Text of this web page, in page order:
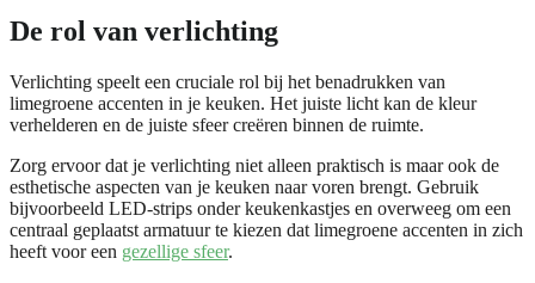
De rol van verlichting
Verlichting speelt een cruciale rol bij het benadrukken van
limegroene accenten in je keuken. Het juiste licht kan de kleur
verhelderen en de juiste sfeer creëren binnen de ruimte.
Zorg ervoor dat je verlichting niet alleen praktisch is maar ook de
esthetische aspecten van je keuken naar voren brengt. Gebruik
bijvoorbeeld LED-strips onder keukenkastjes en overweeg om een
centraal geplaatst armatuur te kiezen dat limegroene accenten in zich
heeft voor een gezellige sfeer.